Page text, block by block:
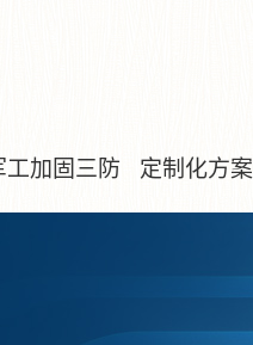
工加固三防 定制化方案